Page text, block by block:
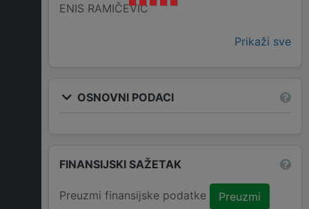
ENIS RAMIČEVIĆ
Prikaži sve
OSNOVNI PODACI
FINANSIJSKI SAŽETAK
Preuzmi finansijske podatke Preuzmi